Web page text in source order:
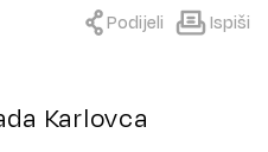
Podijeli Ispiši
Karlovca